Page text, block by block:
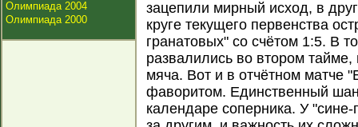
Олимпиада 2004
Олимпиада 2000
зацепили мирный исход, в
круге текущего первенства
гранатовых" со счётом 1:5. В
развалились во втором тайме,
мяча. Вот и в отчётном матче
фаворитом. Единственный
календаре соперника. У